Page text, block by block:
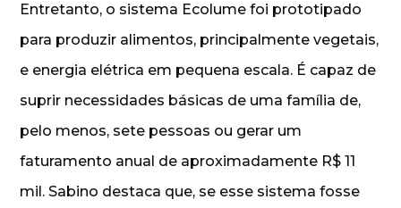
Entretanto, o sistema Ecolume foi prototipado
para produzir alimentos, principalmente vegetais,
e energia elétrica em pequena escala. É capaz de
suprir necessidades básicas de uma família de,
pelo menos, sete pessoas ou gerar um
faturamento anual de aproximadamente R$ 11
mil. Sabino destaca que, se esse sistema fosse